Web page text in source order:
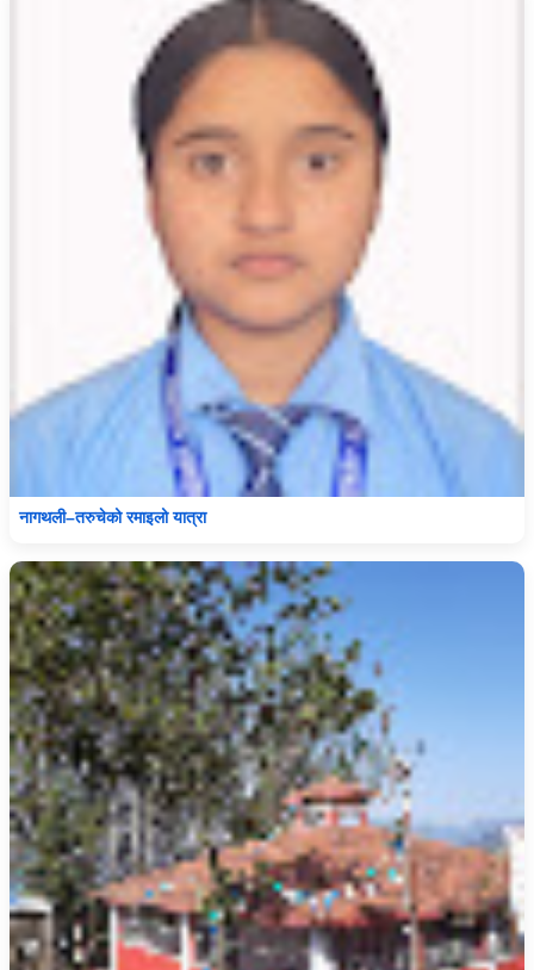
नागथली–तरुचेको रमाइलो यात्रा